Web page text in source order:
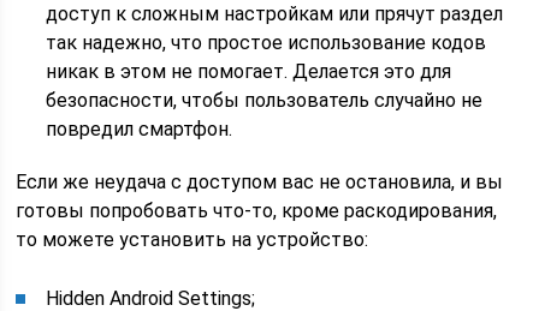
доступ к сложным настройкам или прячут раздел
так надежно, что простое использование кодов
никак в этом не помогает. Делается это для
безопасности, чтобы пользователь случайно не
повредил смартфон.
Если же неудача с доступом вас не остановила, и вы
готовы попробовать что-то, кроме раскодирования,
то можете установить на устройство:
Hidden Android Settings;